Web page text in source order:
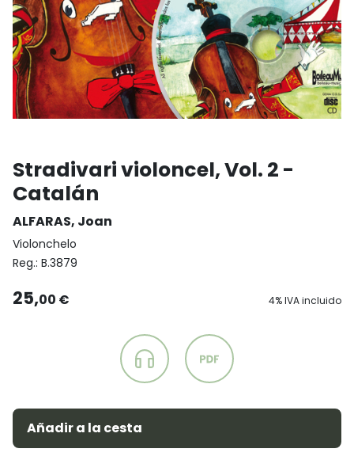
Stradivari violoncel, Vol. 2 -
Catalán
ALFARAS, Joan
Violonchelo
Reg.: B.3879
25,00 € 4% IVA incluido
Añadir a la cesta